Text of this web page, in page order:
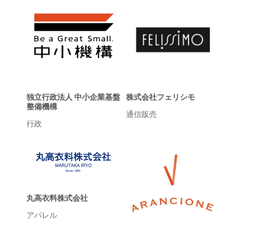
独立行政法人 中小企業基盤
整備機構
行政
株式会社フェリシモ
通信販売
丸高衣料株式会社
アパレル